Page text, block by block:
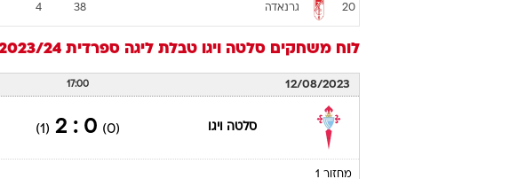
20 גרנאדה 38
4
לוח משחקים סלטה ויגו טבלת ליגה ספרדית 2023/24
12/08/2023
17:00
סלטה ויגו (0)
0 : 2
(1)
מחזור 1